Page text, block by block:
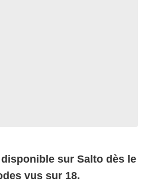
sur Salto dès le
vus sur 18.